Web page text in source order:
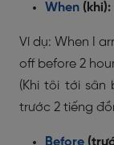
When (khi):
Ví dụ: When I
off before 2
(Khi tôi tới sân
trước 2 tiếng
Before